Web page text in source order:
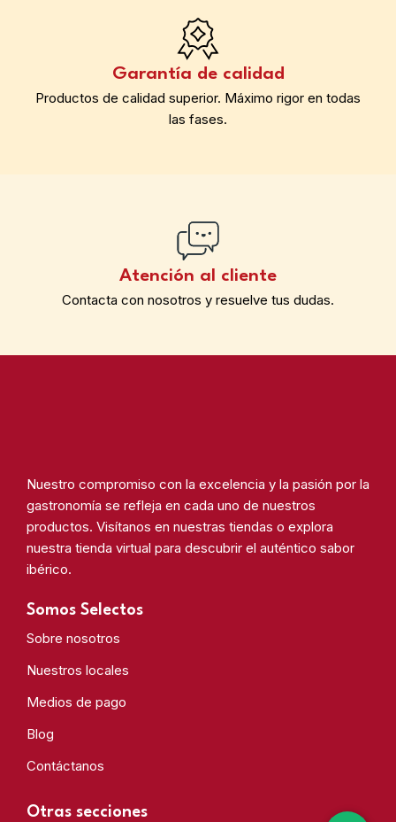
Garantía de calidad
Productos de calidad superior. Máximo rigor en todas
las fases.
Atención al cliente
Contacta con nosotros y resuelve tus dudas.
Nuestro compromiso con la excelencia y la pasión por la
gastronomía se refleja en cada uno de nuestros
productos. Visítanos en nuestras tiendas o explora
nuestra tienda virtual para descubrir el auténtico sabor
ibérico.
Somos Selectos
Sobre nosotros
Nuestros locales
Medios de pago
Blog
Contáctanos
Otras secciones